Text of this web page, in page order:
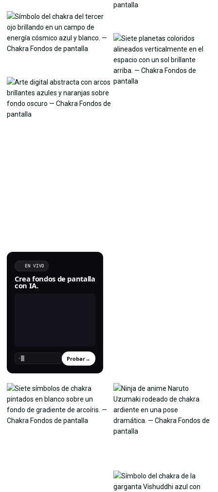
EN VIVO
Crea fondos de pantalla
con IA.
› Probar→